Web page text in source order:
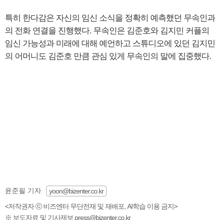
특히 한다감은 자신의 임신 소식을 정확히 예측했던 무속인과
의 전화 연결을 진행했다. 무속인은 김준호와 김지민 커플의
임신 가능성과 미래에 대해 예언하고 스튜디오에 있던 김지민
의 어머니도 김준호 만큼 관심 있게 무속인의 말에 집중했다.
윤준필 기자
yoon@bizenter.co.kr
<저작권자 ⓒ 비즈엔터 무단전재 및 재배포, AI학습 이용 금지>
※ 보도자료 및 기사제보 press@bizenter.co.kr